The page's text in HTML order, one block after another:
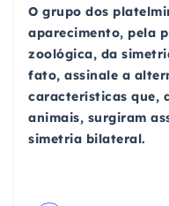
O grupo dos
aparecimento, pela
zoológica, da
fato, assinale a
características que,
animais, surgiram
simetria bilateral.